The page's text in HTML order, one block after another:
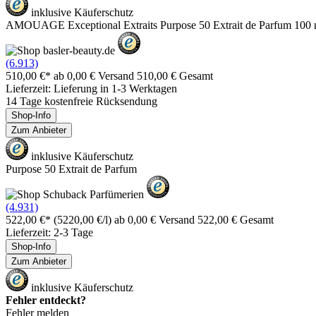
inklusive Käuferschutz
AMOUAGE Exceptional Extraits Purpose 50 Extrait de Parfum 100
(6.913)
510,00 €* ab 0,00 € Versand 510,00 € Gesamt
Lieferzeit: Lieferung in 1-3 Werktagen
14 Tage kostenfreie Rücksendung
Shop-Info
Zum Anbieter
inklusive Käuferschutz
Purpose 50 Extrait de Parfum
(4.931)
522,00 €* (5220,00 €/l) ab 0,00 € Versand 522,00 € Gesamt
Lieferzeit: 2-3 Tage
Shop-Info
Zum Anbieter
inklusive Käuferschutz
Fehler entdeckt?
Fehler melden